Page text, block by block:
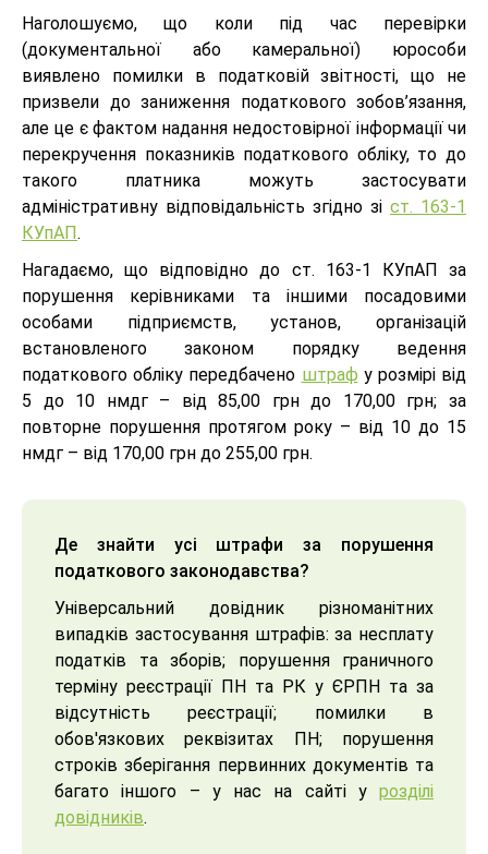
Наголошуємо, що коли під час перевірки
(документальної або камеральної) юрособи
виявлено помилки в податковій звітності, що не
призвели до заниження податкового зобов’язання,
але це є фактом надання недостовірної інформації чи
перекручення показників податкового обліку, то до
такого платника можуть застосувати
адміністративну відповідальність згідно зі ст. 163-1
КУпАП.
Нагадаємо, що відповідно до ст. 163-1 КУпАП за
порушення керівниками та іншими посадовими
особами підприємств, установ, організацій
встановленого законом порядку ведення
податкового обліку передбачено штраф у розмірі від
5 до 10 нмдг – від 85,00 грн до 170,00 грн; за
повторне порушення протягом року – від 10 до 15
нмдг – від 170,00 грн до 255,00 грн.
Де знайти усі штрафи за порушення
податкового законодавства?
Універсальний довідник різноманітних
випадків застосування штрафів: за несплату
податків та зборів; порушення граничного
терміну реєстрації ПН та РК у ЄРПН та за
відсутність реєстрації; помилки в
обов'язкових реквізитах ПН; порушення
строків зберігання первинних документів та
багато іншого – у нас на сайті у розділі
довідників.